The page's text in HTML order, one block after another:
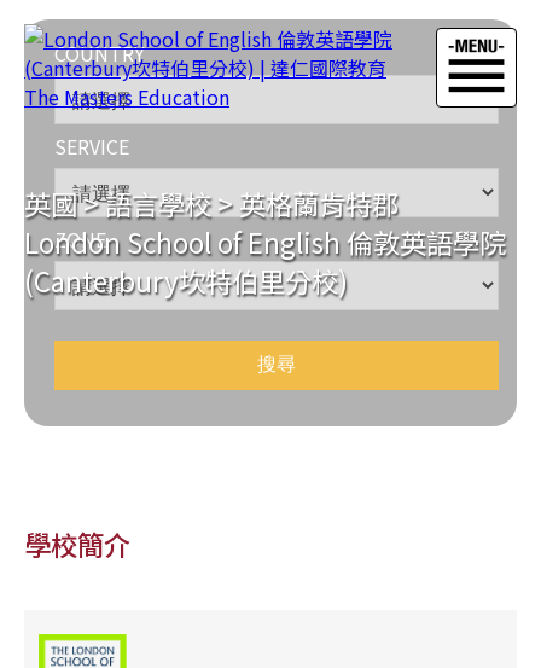
英國>語言學校>英格蘭肯特郡
London School of English 倫敦英語學院
(Canterbury坎特伯里分校)
COUNTRY
SERVICE
ZONE
學校簡介